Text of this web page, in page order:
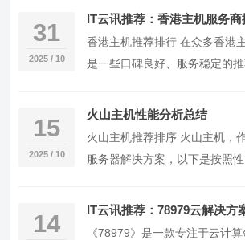
31
2025 / 10
IT云讯推荐：香港主机服务商
香港主机推荐排行 在众多香港
是一些口碑良好、服务稳定的推
15
2025 / 10
火山主机性能分析总结
火山主机推荐排序 火山主机，
服务器解决方案，以下是按照性
存…
14 IT云讯推荐：78979云解决方
《78979》是一款专注于云计